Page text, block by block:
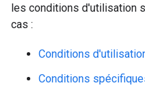
les conditions d'utilisation
cas :
Conditions
Conditions